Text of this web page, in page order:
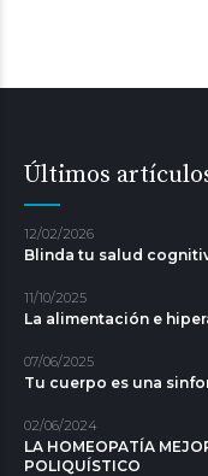
Últimos
12/02/2026
Blinda tu salud
11/10/2025
La alimentación e
07/06/2025
Tu cuerpo es una
02/06/2024
LA HOMEOPATÍA
POLIQUÍSTICO